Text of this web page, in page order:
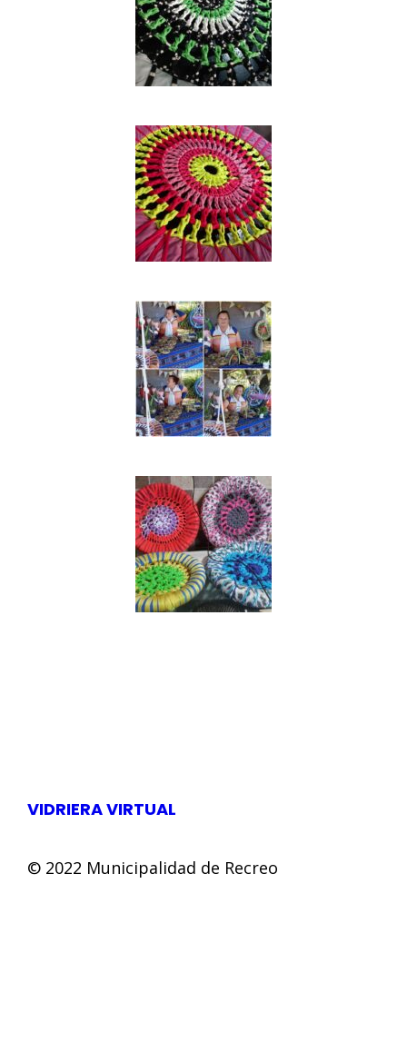
VIDRIERA VIRTUAL
© 2022 Municipalidad de Recreo